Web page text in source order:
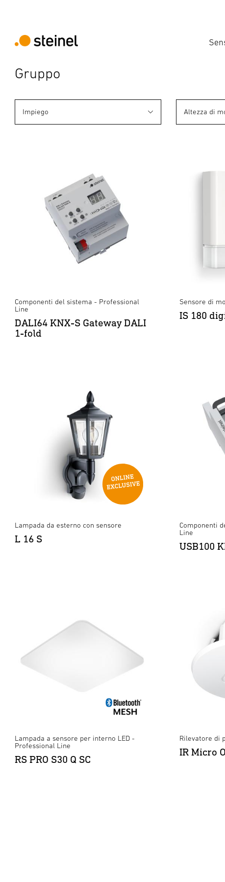
Gruppo
Impiego Altezza di
Componenti del sistema - Professional
Line
DALI64 KNX-S Gateway DALI
1-fold
Sensore di
IS 180
Lampada da esterno con sensore
L 16 S
Componenti
Line
USB100
Lampada a sensore per interno LED -
Professional Line
RS PRO S30 Q SC
Rilevatore di
IR Micro